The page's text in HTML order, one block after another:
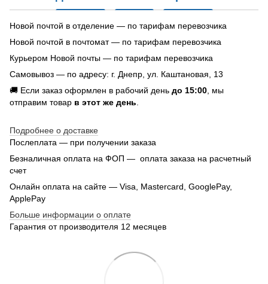
Новой почтой в отделение — по тарифам перевозчика
Новой почтой в почтомат — по тарифам перевозчика
Курьером Новой почты — по тарифам перевозчика
Самовывоз — по адресу: г. Днепр, ул. Каштановая, 13
🚚 Если заказ оформлен в рабочий день до 15:00, мы
отправим товар в этот же день.
Подробнее о доставке
Послеплата — при получении заказа
Безналичная оплата на ФОП — оплата заказа на расчетный
счет
Онлайн оплата на сайте — Visa, Mastercard, GooglePay,
ApplePay
Больше информации о оплате
Гарантия от производителя 12 месяцев